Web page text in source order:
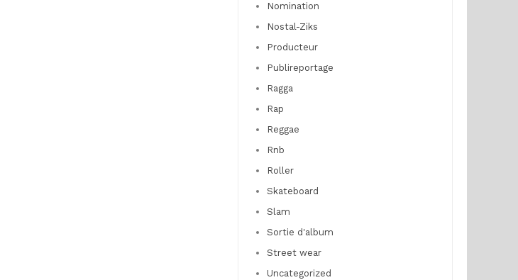
Nomination
Nostal-Ziks
Producteur
Publireportage
Ragga
Rap
Reggae
Rnb
Roller
Skateboard
Slam
Sortie d'album
Street wear
Uncategorized